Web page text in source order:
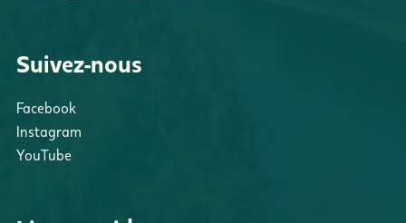
Suivez-nous
Facebook
Instagram
YouTube